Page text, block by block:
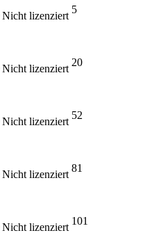
Nicht lizenziert
5
Nicht lizenziert
20
Nicht lizenziert
52
Nicht lizenziert
81
Nicht lizenziert
101